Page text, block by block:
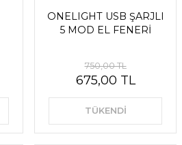
ONELIGHT USB ŞARJLI
5 MOD EL FENERİ
750,00 TL
675,00 TL
TÜKENDİ